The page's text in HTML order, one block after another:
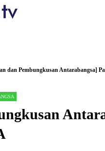
dan Pembungkusan Antarabangsa]